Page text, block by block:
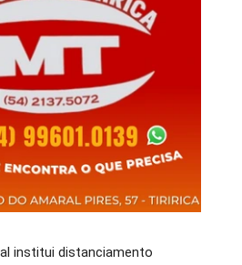
institui distanciamento